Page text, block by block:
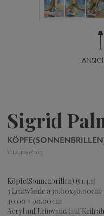
Sigrid
Vita ansehen
Köpfe(Sonnenbrillen) (51.4.1)
3 Leinwände a 30.00x40.00cm
40.00 × 90.00 cm
Acryl auf Leinwand (auf